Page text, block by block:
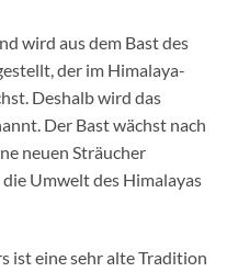
wird aus dem Bast des
der im Himalaya-
Deshalb wird das
Der Bast wächst nach
neuen Sträucher
Umwelt des Himalayas
ist eine sehr alte Tradition